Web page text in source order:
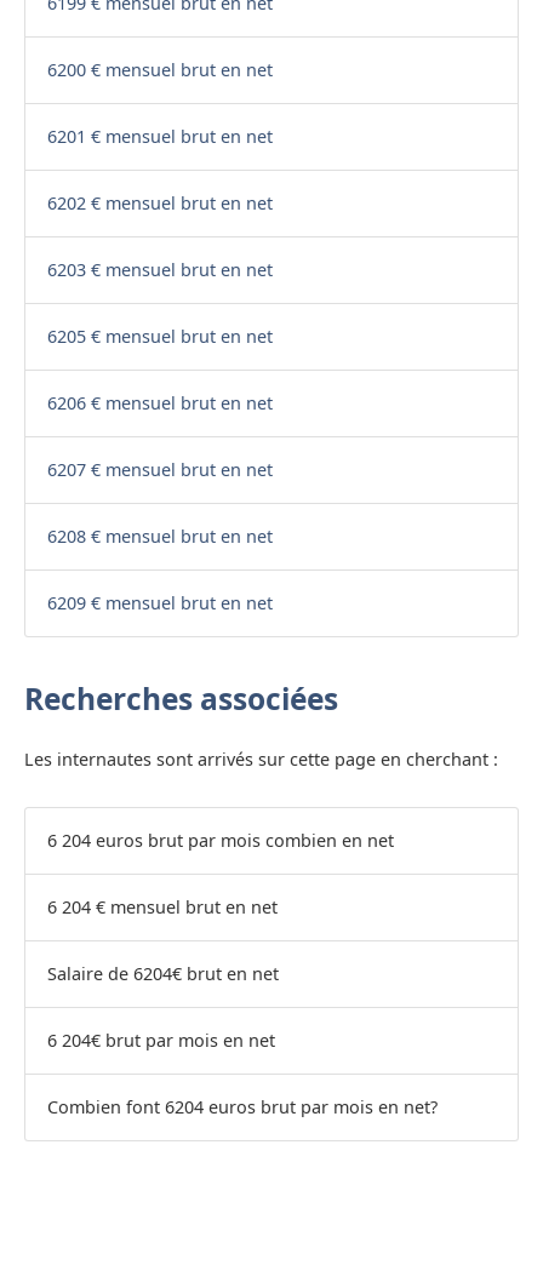
6200 € mensuel brut en net
6201 € mensuel brut en net
6202 € mensuel brut en net
6203 € mensuel brut en net
6205 € mensuel brut en net
6206 € mensuel brut en net
6207 € mensuel brut en net
6208 € mensuel brut en net
6209 € mensuel brut en net
Recherches associées
Les internautes sont arrivés sur cette page en cherchant :
6 204 euros brut par mois combien en net
6 204 € mensuel brut en net
Salaire de 6204€ brut en net
6 204€ brut par mois en net
Combien font 6204 euros brut par mois en net?